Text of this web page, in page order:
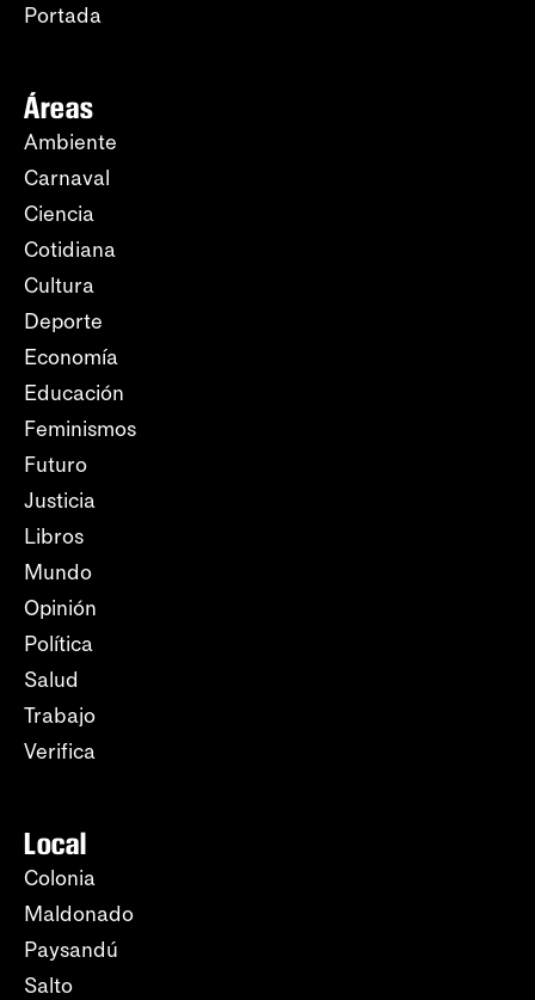
Portada
Áreas
Ambiente
Carnaval
Ciencia
Cotidiana
Cultura
Deporte
Economía
Educación
Feminismos
Futuro
Justicia
Libros
Mundo
Opinión
Política
Salud
Trabajo
Verifica
Local
Colonia
Maldonado
Paysandú
Salto